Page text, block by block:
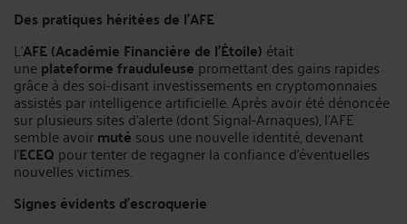
Des pratiques héritées de l’AFE
L’AFE (Académie Financière de l’Étoile) était
uneplateforme frauduleuse promettant des gains rapides
grâce à des soi-disant investissements en cryptomonnaies
assistés par intelligence artificielle. Après avoir été dénoncée
sur plusieurs sites d’alerte (dont Signal-Arnaques), l’AFE
semble avoirmuté sous une nouvelle identité, devenant
l’ECEQ pour tenter de regagner la confiance d’éventuelles
nouvelles victimes.
Signes évidents d’escroquerie